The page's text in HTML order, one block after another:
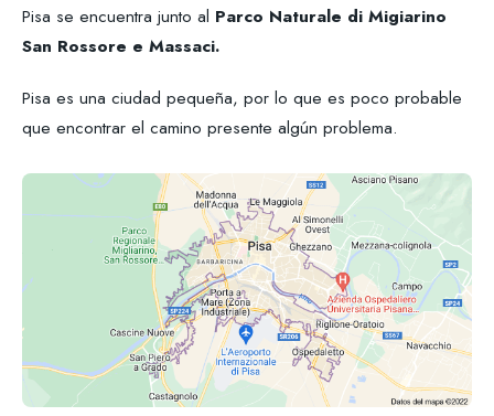
Pisa se encuentra junto al Parco Naturale di Migiarino
San Rossore e Massaci.
Pisa es una ciudad pequeña, por lo que es poco probable
que encontrar el camino presente algún problema.